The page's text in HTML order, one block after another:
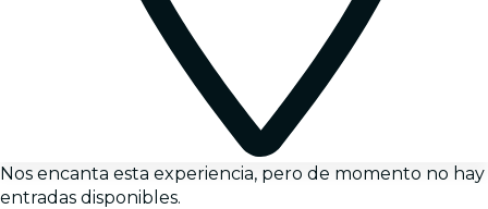
Nos encanta esta experiencia, pero de momento no hay
entradas disponibles.